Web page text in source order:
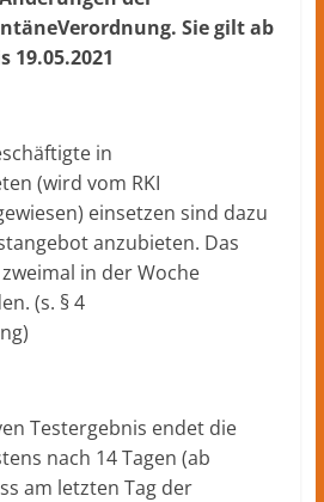
Sie gilt ab
19.05.2021
in
(wird vom RKI
einsetzen sind dazu
anzubieten. Das
in der Woche
(s. § 4
Testergebnis endet die
nach 14 Tagen (ab
am letzten Tag der